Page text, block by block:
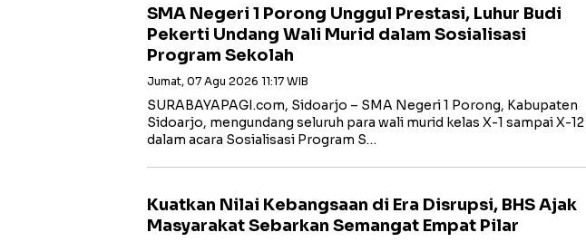
SMA Negeri 1 Porong Unggul Prestasi, Luhur Budi
Pekerti Undang Wali Murid dalam Sosialisasi
Program Sekolah
Jumat, 07 Agu 2026 11:17 WIB
SURABAYAPAGI.com, Sidoarjo – SMA Negeri 1 Porong, Kabupaten
Sidoarjo, mengundang seluruh para wali murid kelas X-1 sampai X-12
dalam acara Sosialisasi Program S…
Kuatkan Nilai Kebangsaan di Era Disrupsi, BHS Ajak
Masyarakat Sebarkan Semangat Empat Pilar